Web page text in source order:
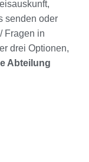
senden oder
Fragen in
drei Optionen,
Abteilung